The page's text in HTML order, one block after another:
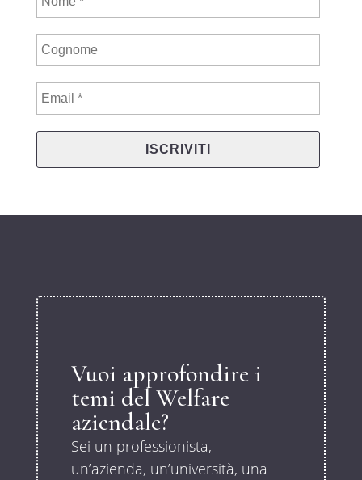
Vuoi approfondire i
temi del Welfare
aziendale?
Sei un professionista,
un’azienda, un’università, una